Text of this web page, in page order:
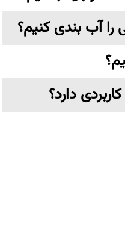
آب بندی کنیم؟
دارد؟